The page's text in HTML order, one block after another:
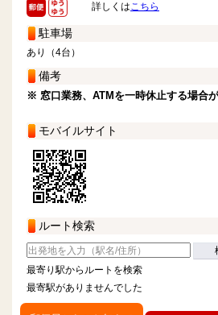
詳しくはこちら
駐車場
あり（4台）
備考
※ 窓口業務、ATMを一時休止する場合が
モバイルサイト
ルート検索
最寄り駅からルートを検索
最寄駅がありませんでした